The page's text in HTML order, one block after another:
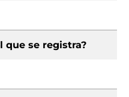
que se registra?